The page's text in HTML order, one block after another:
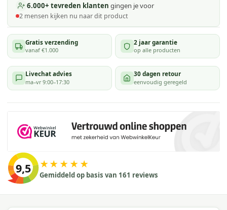
6.000+ tevreden klanten gingen je voor
2 mensen kijken nu naar dit product
Gratis verzending
vanaf €1.000
2 jaar garantie
op alle producten
Livechat advies
ma–vr 9:00–17:30
30 dagen retour
eenvoudig geregeld
9,5 ★★★★★
Gemiddeld op basis van 161 reviews